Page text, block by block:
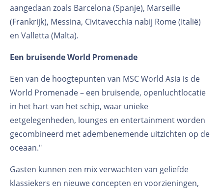
aangedaan zoals Barcelona (Spanje), Marseille
(Frankrijk), Messina, Civitavecchia nabij Rome (Italië)
en Valletta (Malta).
Een bruisende World Promenade
Een van de hoogtepunten van MSC World Asia is de
World Promenade – een bruisende, openluchtlocatie
in het hart van het schip, waar unieke
eetgelegenheden, lounges en entertainment worden
gecombineerd met adembenemende uitzichten op de
oceaan."
Gasten kunnen een mix verwachten van geliefde
klassiekers en nieuwe concepten en voorzieningen,